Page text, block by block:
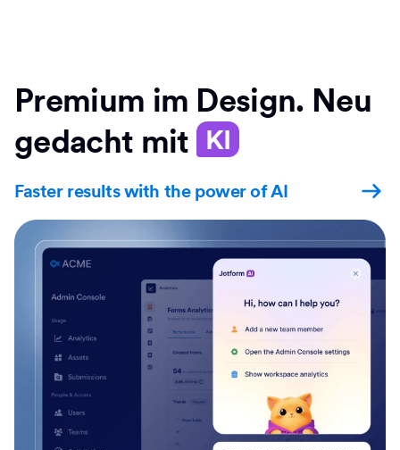
Premium im Design. Neu
gedacht mit KI
Faster results with the power of AI